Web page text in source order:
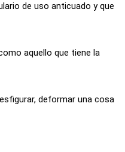
de uso anticuado y que
aquello que tiene la
deformar una cosa